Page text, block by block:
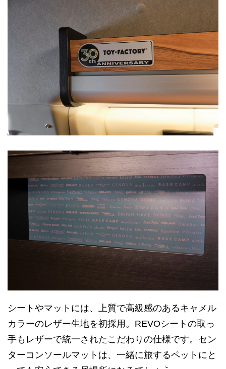
シートやマットには、上質で高級感のあるキャメル
カラーのレザー生地を初採用。REVOシートの取っ
手もレザーで統一されたこだわりの仕様です。セン
ターコンソールマットは、一緒に旅するペットにと